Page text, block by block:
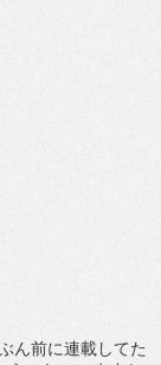
ん前に連載してた